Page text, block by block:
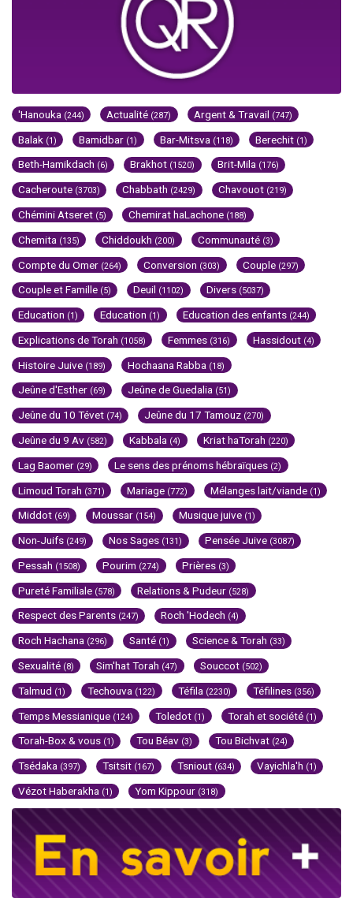
'Hanouka (244) Actualité (287) Argent & Travail (747)
Balak (1) Bamidbar (1) Bar-Mitsva (118) Berechit (1)
Beth-Hamikdach (6) Brakhot (1520) Brit-Mila (176)
Cacheroute (3703) Chabbath (2429) Chavouot (219)
Chémini Atseret (5) Chemirat haLachone (188)
Chemita (135) Chiddoukh (200) Communauté (3)
Compte du Omer (264) Conversion (303) Couple (297)
Couple et Famille (5) Deuil (1102) Divers (5037)
Education (1) Education (1) Education des enfants (244)
Explications de Torah (1058) Femmes (316) Hassidout (4)
Histoire Juive (189) Hochaana Rabba (18)
Jeûne d'Esther (69) Jeûne de Guedalia (51)
Jeûne du 10 Tévet (74) Jeûne du 17 Tamouz (270)
Jeûne du 9 Av (582) Kabbala (4) Kriat haTorah (220)
Lag Baomer (29) Le sens des prénoms hébraïques (2)
Limoud Torah (371) Mariage (772) Mélanges lait/viande (1)
Middot (69) Moussar (154) Musique juive (1)
Non-Juifs (249) Nos Sages (131) Pensée Juive (3087)
Pessah (1508) Pourim (274) Prières (3)
Pureté Familiale (578) Relations & Pudeur (528)
Respect des Parents (247) Roch 'Hodech (4)
Roch Hachana (296) Santé (1) Science & Torah (33)
Sexualité (8) Sim'hat Torah (47) Souccot (502)
Talmud (1) Techouva (122) Téfila (2230) Téfilines (356)
Temps Messianique (124) Toledot (1) Torah et société (1)
Torah-Box & vous (1) Tou Béav (3) Tou Bichvat (24)
Tsédaka (397) Tsitsit (167) Tsniout (634) Vayichla'h (1)
Vézot Haberakha (1) Yom Kippour (318)